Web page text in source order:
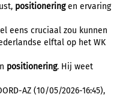
positioneringen ervaring
eens cruciaal zou kunnen
elftal op het WK
positionering. Hij weet
AZ (10/05/2026-16:45),